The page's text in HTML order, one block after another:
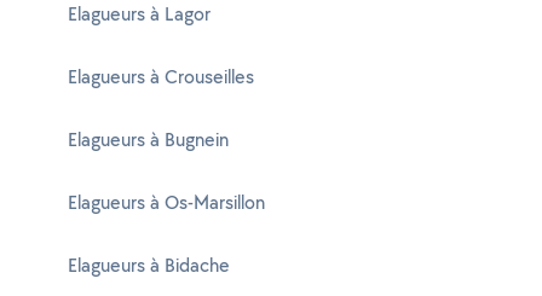
Elagueurs à Lagor
Elagueurs à Crouseilles
Elagueurs à Bugnein
Elagueurs à Os-Marsillon
Elagueurs à Bidache